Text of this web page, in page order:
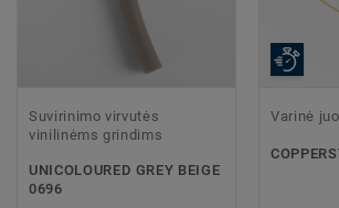
Suvirinimo virvutės
vinilinėms grindims
UNICOLOURED GREY BEIGE
0696
Varinė